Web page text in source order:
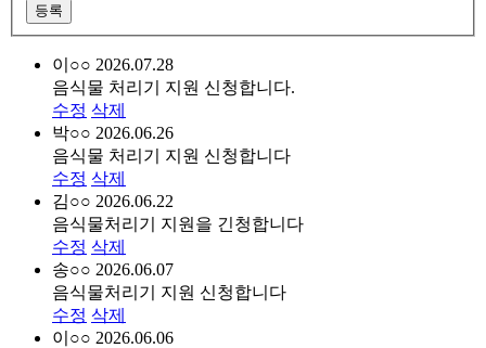
이○○ 2026.07.28
음식물 처리기 지원 신청합니다.
수정 삭제
박○○ 2026.06.26
음식물 처리기 지원 신청합니다
수정 삭제
김○○ 2026.06.22
음식물처리기 지원을 긴청합니다
수정 삭제
송○○ 2026.06.07
음식물처리기 지원 신청합니다
수정 삭제
이○○ 2026.06.06